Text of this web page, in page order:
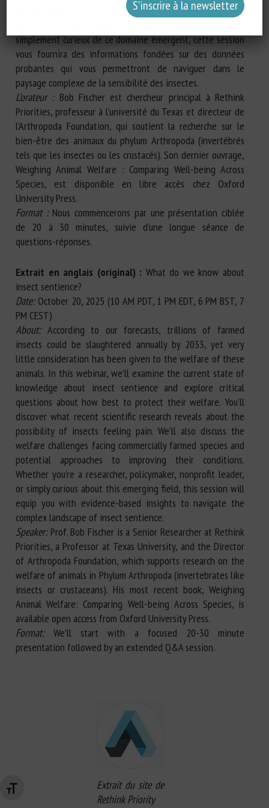
Changer la taille de la police
conditions de vie. Que vous soyez chercheur, responsable
simplement curieux de ce domaine émergent, cette session
vous fournira des informations fondées sur des données
probantes qui vous permettront de naviguer dans le
paysage complexe de la sensibilité des insectes.
L’orateur :Bob Fischer est chercheur principal à Rethink
Priorities, professeur à l’université du Texas et directeur de
l’Arthropoda Foundation, qui soutient la recherche sur le
bien-être des animaux du phylum Arthropoda (invertébrés
tels que les insectes ou les crustacés). Son dernier ouvrage,
Weighing Animal Welfare : Comparing Well-being Across
Species, est disponible en libre accès chez Oxford
University Press.
Format : Nous commencerons par une présentation ciblée
de 20 à 30 minutes, suivie d’une longue séance de
questions-réponses.
Extrait en anglais (original) : What do we know about
insect sentience?
Date:October 20, 2025 (10 AM PDT, 1 PM EDT, 6 PM BST, 7
PM CEST)
About: According to our forecasts, trillions of farmed
insects could be slaughtered annually by 2033, yet very
little consideration has been given to the welfare of these
animals. In this webinar, we’ll examine the current state of
knowledge about insect sentience and explore critical
questions about how best to protect their welfare. ​You’ll
discover what recent scientific research reveals about the
possibility of insects feeling pain. We’ll also discuss the
welfare challenges facing commercially farmed species and
potential approaches to improving their conditions.
Whether you’re a researcher, policymaker, nonprofit leader,
or simply curious about this emerging field, this session will
equip you with evidence-based insights to navigate the
complex landscape of insect sentience.
Speaker: Prof. Bob Fischer is a Senior Researcher at Rethink
Priorities, a Professor at Texas University, and the Director
of Arthropoda Foundation, which supports research on the
welfare of animals in Phylum Arthropoda (invertebrates like
insects or crustaceans). His most recent book, Weighing
Animal Welfare: Comparing Well-being Across Species, is
available open access from Oxford University Press.
Format:We’ll start with a focused 20-30 minute
presentation followed by an extended Q&A session.
Extrait du site de
Rethink Priority